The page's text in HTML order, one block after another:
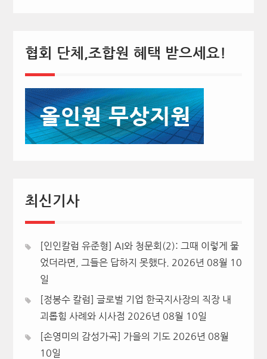
협회 단체,조합원 혜택 받으세요!
최신기사
[인인칼럼 유준형] AI와 청문회(2): 그때 이렇게 물
었더라면, 그들은 답하지 못했다.
2026년 08월 10
일
[정봉수 칼럼] 글로벌 기업 한국지사장의 직장 내
괴롭힘 사례와 시사점 2026년 08월 10일
[손영미의 감성가곡] 가을의 기도 2026년 08월
10일